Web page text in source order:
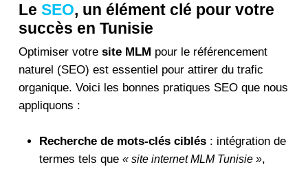
Le SEO, un élément clé pour votre
succès en Tunisie
Optimiser votre site MLM pour le référencement
naturel (SEO) est essentiel pour attirer du trafic
organique. Voici les bonnes pratiques SEO que nous
appliquons :
Recherche de mots-clés ciblés: intégration de
termes tels que « site internet MLM Tunisie »,